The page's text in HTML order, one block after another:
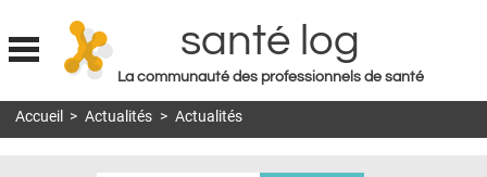
Jump to navigation
santé log
La communauté des professionnels de santé
MON COMPTE
Accueil > Actualités > Actualités